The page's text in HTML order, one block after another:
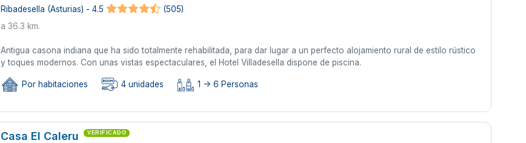
Ribadesella (Asturias) - 4.5
(505)
a 36.3 km.
Antigua casona indiana que ha sido totalmente rehabilitada, para dar lugar a un perfecto alojamiento rural de estilo rústico
y toques modernos. Con unas vistas espectaculares, el Hotel Villadesella dispone de piscina.
Por habitaciones 4 unidades 1 -> 6 Personas
Casa El Caleru VERIFICADO